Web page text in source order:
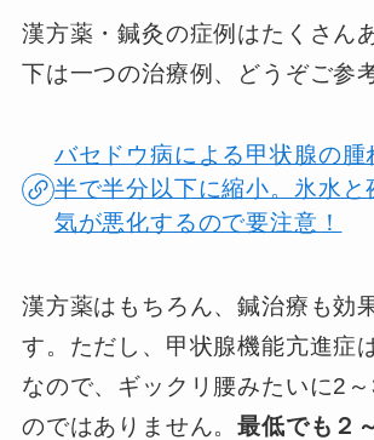
漢方薬・鍼灸の症例はたくさん
下は一つの治療例、どうぞご参
バセドウ病による甲状腺の腫
半で半分以下に縮小。氷水と
気が悪化するので要注意！
漢方薬はもちろん、鍼治療も効
す。ただし、甲状腺機能亢進症
なので、ギックリ腰みたいに2
のではありません。最低でも２